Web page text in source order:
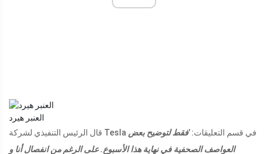
العنبر هيرد
قال الرئيس التنفيذي لشركة Tesla في قسم التعليقات:'فقط لتوضيح بعض
العواصف الصحفية في نهاية هذا الأسبوع. على الرغم من انفصال أنا و